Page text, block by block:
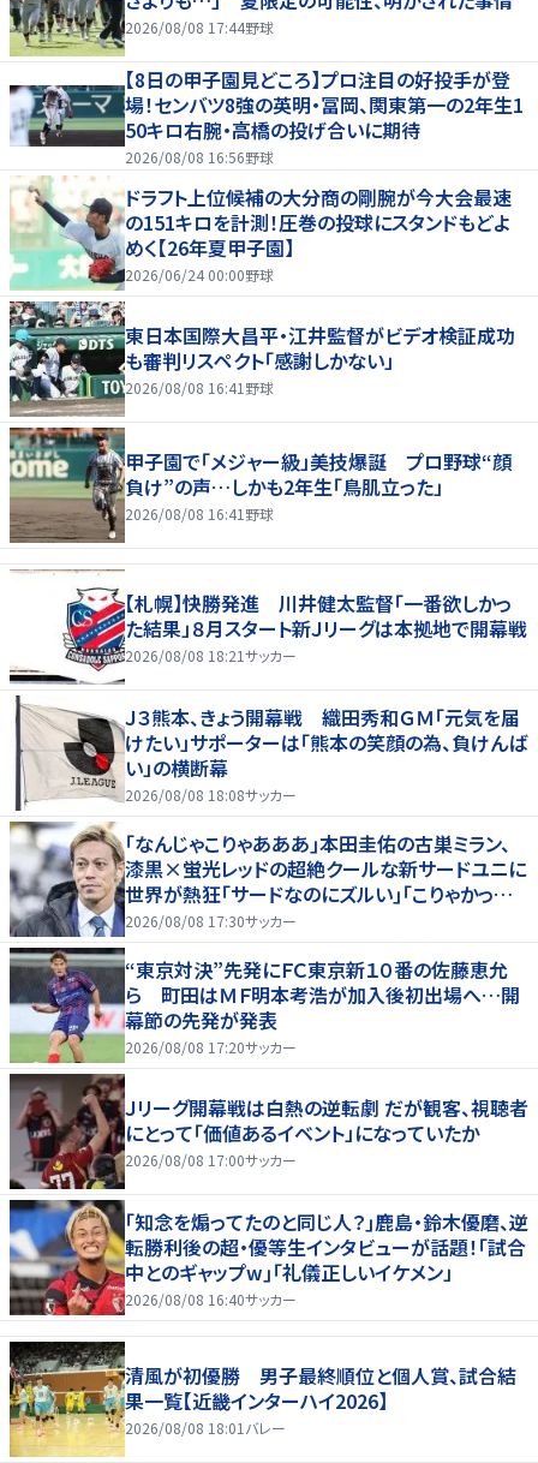
2026/08/08 17:44野球
【8日の甲子園見どころ】プロ注目の好投手が登
場！センバツ8強の英明・冨岡、関東第一の2年生1
50キロ右腕・高橋の投げ合いに期待
2026/08/08 16:56野球
ドラフト上位候補の大分商の剛腕が今大会最速
の151キロを計測！圧巻の投球にスタンドもどよ
めく【26年夏甲子園】
2026/06/24 00:00野球
東日本国際大昌平・江井監督がビデオ検証成功
も審判リスペクト「感謝しかない」
2026/08/08 16:41 野球
甲子園で「メジャー級」美技爆誕 プロ野球“顔
負け”の声…しかも2年生「鳥肌立った」
2026/08/08 16:41 野球
【札幌】快勝発進 川井健太監督「一番欲しかっ
た結果」８月スタート新Ｊリーグは本拠地で開幕戦
2026/08/08 18:21サッカー
Ｊ３熊本、きょう開幕戦 織田秀和ＧＭ「元気を届
けたい」サポーターは「熊本の笑顔の為、負けんば
い」の横断幕
2026/08/08 18:08サッカー
｢なんじゃこりゃあああ｣本田圭佑の古巣ミラン、
漆黒×蛍光レッドの超絶クールな新サードユニに
世界が熱狂｢サードなのにズルい｣｢こりゃかっけ
えわ｣
2026/08/08 17:30サッカー
“東京対決”先発にＦＣ東京新１０番の佐藤恵允
ら 町田はＭＦ明本考浩が加入後初出場へ…開
幕節の先発が発表
2026/08/08 17:20サッカー
Ｊリーグ開幕戦は白熱の逆転劇 だが観客、視聴者
にとって「価値あるイベント」になっていたか
2026/08/08 17:00サッカー
｢知念を煽ってたのと同じ人？｣鹿島・鈴木優磨、逆
転勝利後の超・優等生インタビューが話題！｢試合
中とのギャップw｣｢礼儀正しいイケメン」
2026/08/08 16:40サッカー
清風が初優勝 男子最終順位と個人賞、試合結
果一覧【近畿インターハイ2026】
2026/08/08 18:01 バレー